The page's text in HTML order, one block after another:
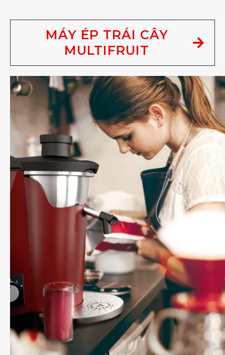
MÁY ÉP TRÁI CÂY
MULTIFRUIT